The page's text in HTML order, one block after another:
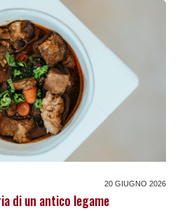
20 GIUGNO 2026
di un antico legame